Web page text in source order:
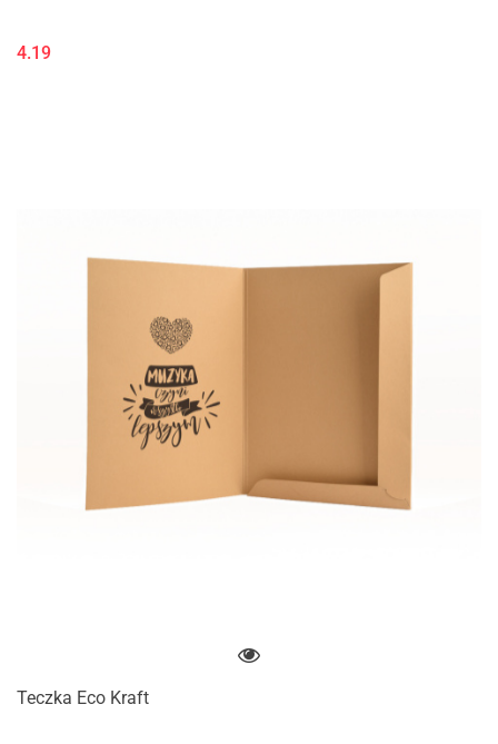
4.19
Teczka Eco Kraft